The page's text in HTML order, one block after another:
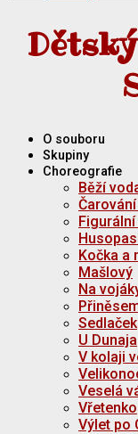
O souboru
Skupiny
Choreografie
Běží
Kočka a
Mašlový
Na
Sedlaček
U Dunaja
V kolaji
Veselá
Vřetenko
Výlet po